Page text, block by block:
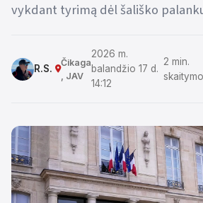
vykdant tyrimą dėl šališko
R.S.
Čikaga
, JAV
2026 m.
balandžio 17 d.
14:12
2 min.
skaitymo